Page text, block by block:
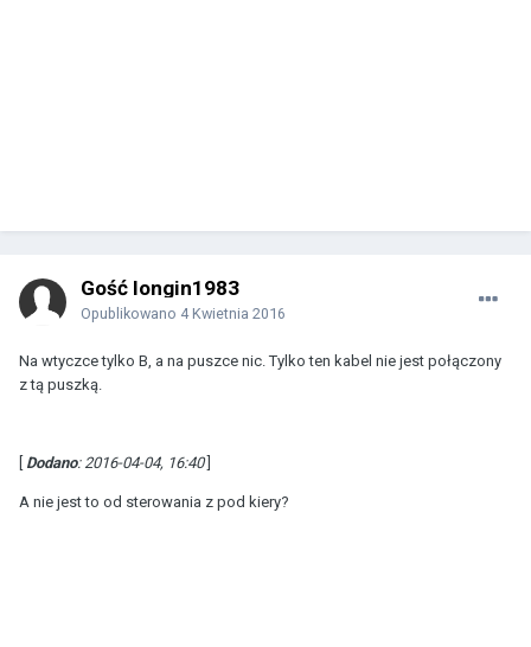
Gość longin1983
Opublikowano 4 Kwietnia 2016
Na wtyczce tylko B, a na puszce nic. Tylko ten kabel nie jest połączony
z tą puszką.
Dodano: 2016-04-04, 16:40]
A nie jest to od sterowania z pod kiery?